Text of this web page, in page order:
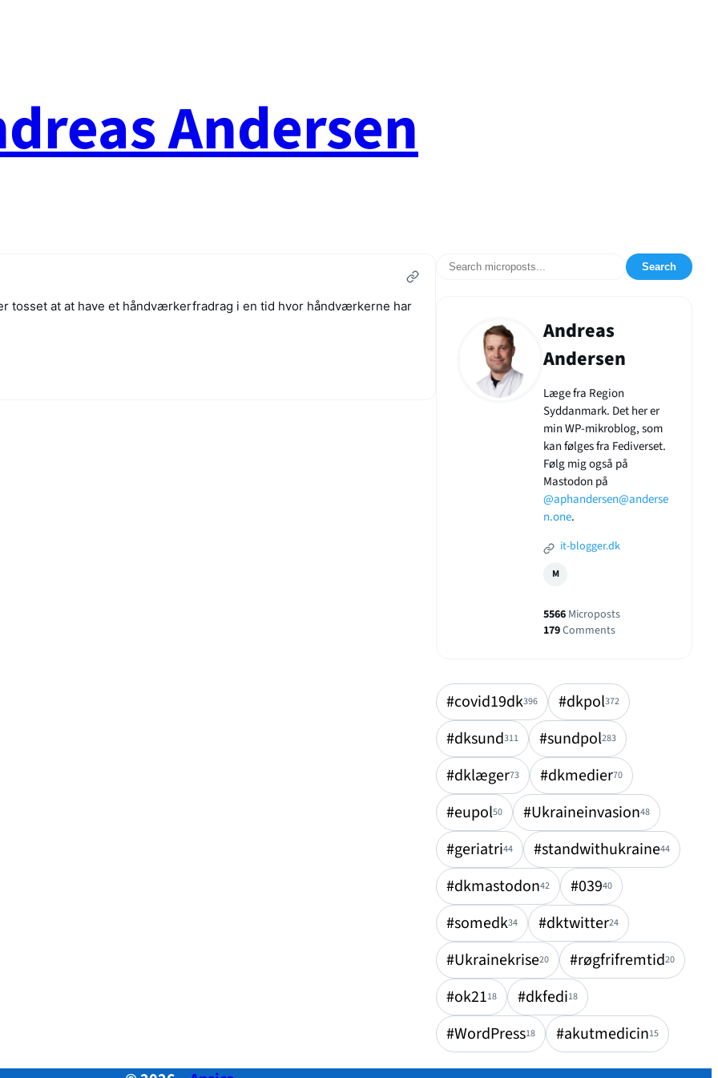
Andersen
tosset at at have et håndværkerfradrag i en tid hvor håndværkerne har
Search
Andreas
Andersen
Læge fra Region
Syddanmark. Det her er
min WP-mikroblog, som
kan følges fra Fediverset.
Følg mig også på
Mastodon på
@aphandersen@anderse
n.one.
it-blogger.dk
M
5566 Microposts
179Comments
#covid19dk396 #dkpol372
#dksund311 #sundpol283
#dklæger73 #dkmedier70
#eupol50 #Ukraineinvasion48
#geriatri44 #standwithukraine44
#dkmastodon42 #03940
#somedk34 #dktwitter24
#Ukrainekrise20 #røgfrifremtid20
#ok2118 #dkfedi18
#WordPress18 #akutmedicin15